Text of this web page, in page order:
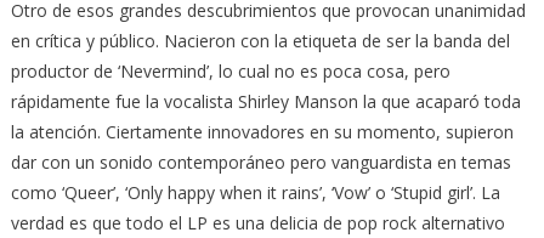
Otro de esos grandes descubrimientos que provocan unanimidad
en crítica y público. Nacieron con la etiqueta de ser la banda del
productor de ‘Nevermind’, lo cual no es poca cosa, pero
rápidamente fue la vocalista Shirley Manson la que acaparó toda
la atención. Ciertamente innovadores en su momento, supieron
dar con un sonido contemporáneo pero vanguardista en temas
como ‘Queer’, ‘Only happy when it rains’, ‘Vow’ o ‘Stupid girl’. La
verdad es que todo el LP es una delicia de pop rock alternativo